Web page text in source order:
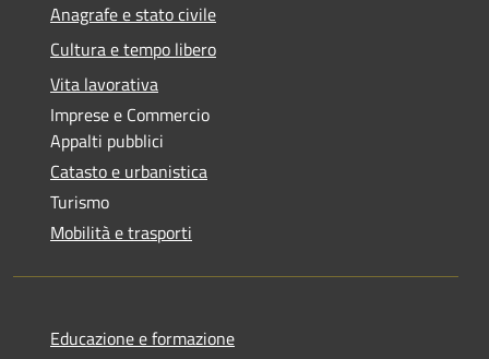
Anagrafe e stato civile
Cultura e tempo libero
Vita lavorativa
Imprese e Commercio
Appalti pubblici
Catasto e urbanistica
Turismo
Mobilità e trasporti
Educazione e formazione